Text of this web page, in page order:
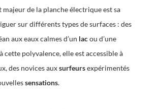
majeur de la planche électrique est sa
sur différents types de surfaces : des
aux eaux calmes d’un lacou d’une
cette polyvalence, elle est accessible à
des novices auxsurfeursexpérimentés
sensations.